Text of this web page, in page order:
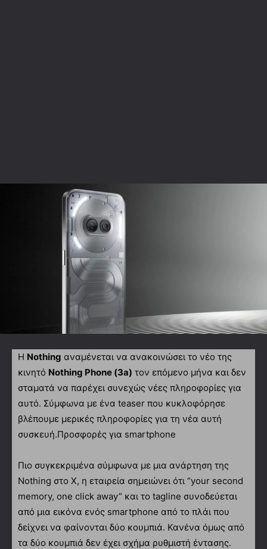
Η Nothing αναμένεται να ανακοινώσει το νέο της
κινητό Nothing Phone (3a) τον επόμενο μήνα και δεν
σταματά να παρέχει συνεχώς νέες πληροφορίες για
αυτό. Σύμφωνα με ένα teaser που κυκλοφόρησε
βλέπουμε μερικές πληροφορίες για τη νέα αυτή
συσκευή.Προσφορές για smartphone
Πιο συγκεκριμένα σύμφωνα με μια ανάρτηση της
Nothing στο X, η εταιρεία σημειώνει ότι “your second
memory, one click away” και το tagline συνοδεύεται
από μια εικόνα ενός smartphone από το πλάι που
δείχνει να φαίνονται δύο κουμπιά. Κανένα όμως από
τα δύο κουμπιά δεν έχει σχήμα ρυθμιστή έντασης.